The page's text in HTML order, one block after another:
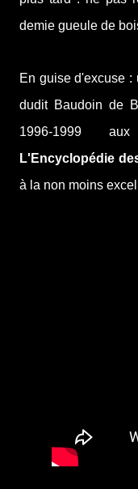
demie gueule de
En guise d'excuse
dudit Baudoin de
1996-1999
L'Encyclopédie
à la non moins